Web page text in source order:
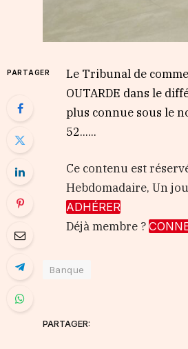
PARTAGER
Le Tribunal de
OUTARDE dans le
plus connue sous le
52…...
Ce contenu est
Hebdomadaire, Un
ADHÉRER
Déjà membre ?
Banque
PARTAGER: